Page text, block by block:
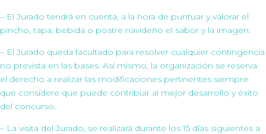
– El Jurado tendrá en cuenta, a la hora de puntuar y valorar el
pincho, tapa, bebida o postre navideño el sabor y la imagen.
– El Jurado queda facultado para resolver cualquier contingencia
no prevista en las bases. Así mismo, la organización se reserva
el derecho a realizar las modificaciones pertinentes siempre
que considere que puede contribuir al mejor desarrollo y éxito
del concurso.
– La visita del Jurado, se realizará durante los 15 días siguientes a